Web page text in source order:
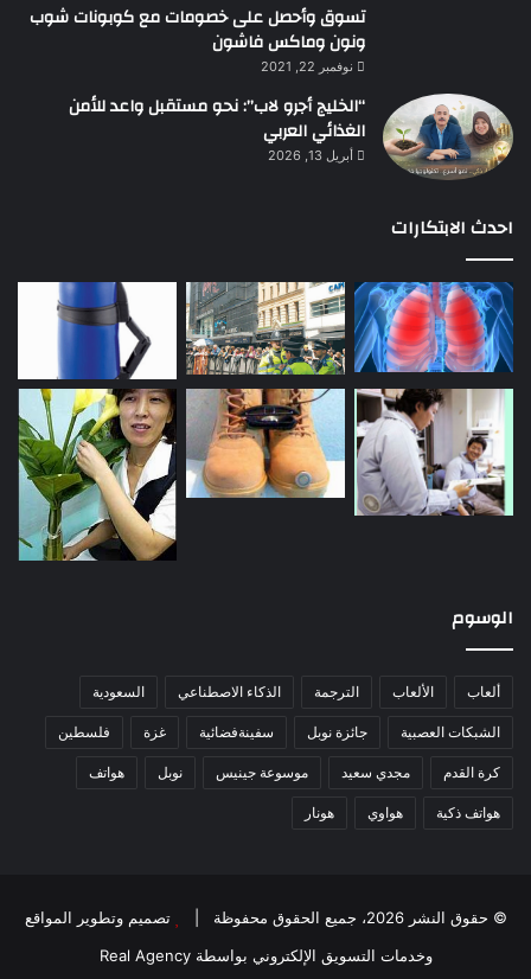
تسوق وأحصل على خصومات مع كوبونات شوب
ونون وماكس فاشون
نوفمبر 22, 2021
“الخليج أجرو لاب”: نحو مستقبل واعد للأمن
الغذائي العربي
أبريل 13, 2026
احدث الابتكارات
الوسوم
ألعاب الألعاب الترجمة الذكاء الاصطناعي السعودية
الشبكات العصبية جائزة نوبل سفينةفضائية غزة فلسطين
كرة القدم مجدي سعيد موسوعة جينيس نوبل هواتف
هواتف ذكية هواوي هونار
© حقوق النشر 2026، جميع الحقوق محفوظة |
تصميم وتطوير المواقع
وخدمات التسويق الإلكتروني بواسطة Real Agency